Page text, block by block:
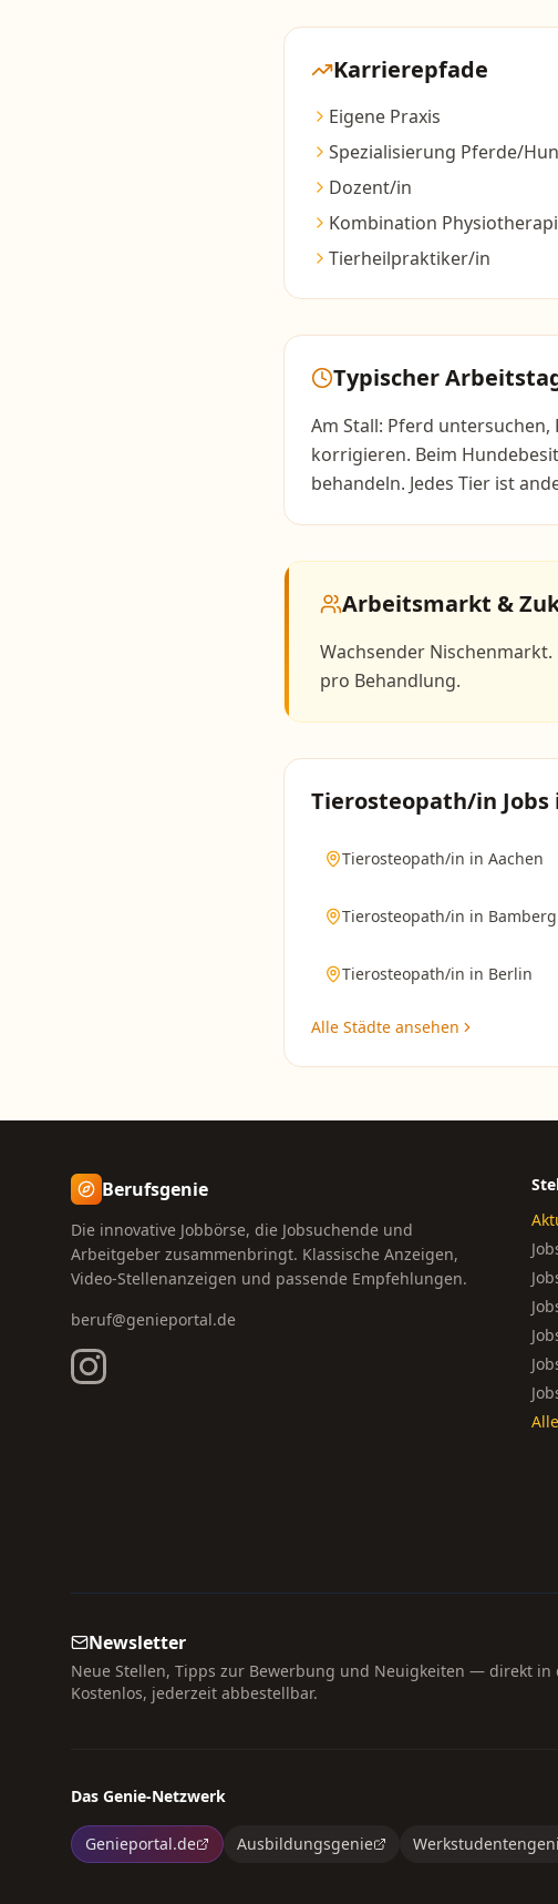
Karrierepfade
Eigene Praxis
Spezialisierung Pferde/
Dozent/in
Kombination
Tierheilpraktiker/in
Typischer
Am Stall: Pferd
korrigieren. Beim
behandeln. Jedes Tier ist
Arbeitsmarkt &
Wachsender Nischenmarkt.
pro Behandlung.
Tierosteopath/in
Tierosteopath/in in Aachen
Tierosteopath/in in Bamberg
Tierosteopath/in in Berlin
Alle Städte ansehen
Berufsgenie
Die innovative Jobbörse, die Jobsuchende und
Arbeitgeber zusammenbringt. Klassische Anzeigen,
Video-Stellenanzeigen und passende Empfehlungen.
beruf@genieportal.de
Newsletter
Neue Stellen, Tipps zur Bewerbung und Neuigkeiten — direkt in
Kostenlos, jederzeit abbestellbar.
Das Genie-Netzwerk
Genieportal.de Ausbildungsgenie